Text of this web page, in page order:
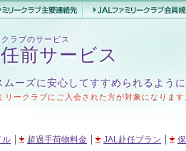
割引・特典 海外赴任前サ
ービス
帰任時サ
主要連絡先
ラブのサービス
前サービス
ーズに安心してすすめられるよう
ークラブにご入会された方が対象になります
ル 超過手荷物料金 JAL赴任プラン